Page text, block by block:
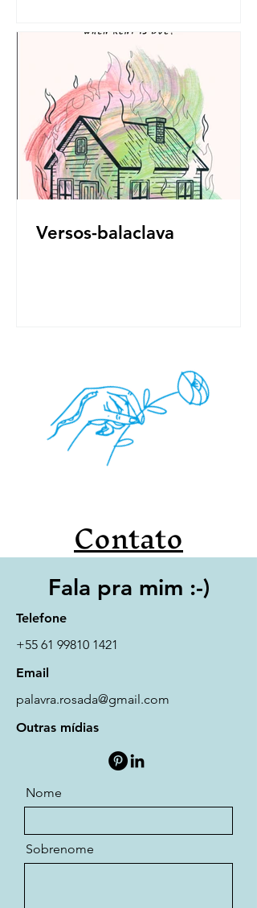
Versos-balaclava
Contato
Fala pra mim :-)
Telefone
+55 61 99810 1421
Email
palavra.rosada@gmail.com
Outras mídias
Nome
Sobrenome